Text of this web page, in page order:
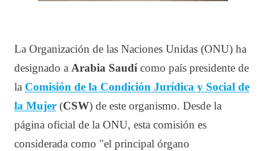
La Organización de las Naciones Unidas (ONU) ha
designado a Arabia Saudícomo país presidente de
la Comisión de la Condición Jurídica y Social de
la Mujer (CSW) de este organismo. Desde la
página oficial de la ONU, esta comisión es
considerada como "el principal órgano